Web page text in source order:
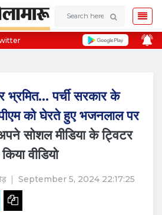
पर्ची सरकार के
को घेरते हुए भजनलाल पर
सोशल मीडिया के ट्विटर
वीडियो
September 5, 2024 22:17:25